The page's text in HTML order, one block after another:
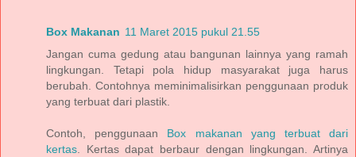
Box Makanan 11 Maret 2015 pukul 21.55
Jangan cuma gedung atau bangunan lainnya yang ramah
lingkungan. Tetapi pola hidup masyarakat juga harus
berubah. Contohnya meminimalisirkan penggunaan produk
yang terbuat dari plastik.
Contoh, penggunaan Box makanan yang terbuat dari
kertas . Kertas dapat berbaur dengan lingkungan. Artinya